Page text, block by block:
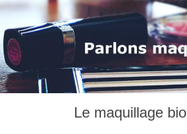
Le maquillage bio